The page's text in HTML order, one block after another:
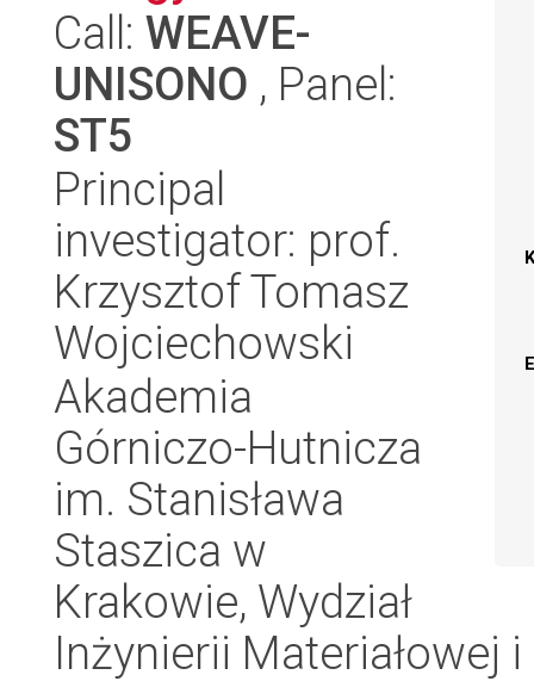
Call: WEAVE-
UNISONO , Panel:
ST5
Principal
investigator: prof.
Krzysztof Tomasz
Wojciechowski
Akademia
Górniczo-Hutnicza
im. Stanisława
Staszica w
Krakowie, Wydział
Inżynierii Materiałowej